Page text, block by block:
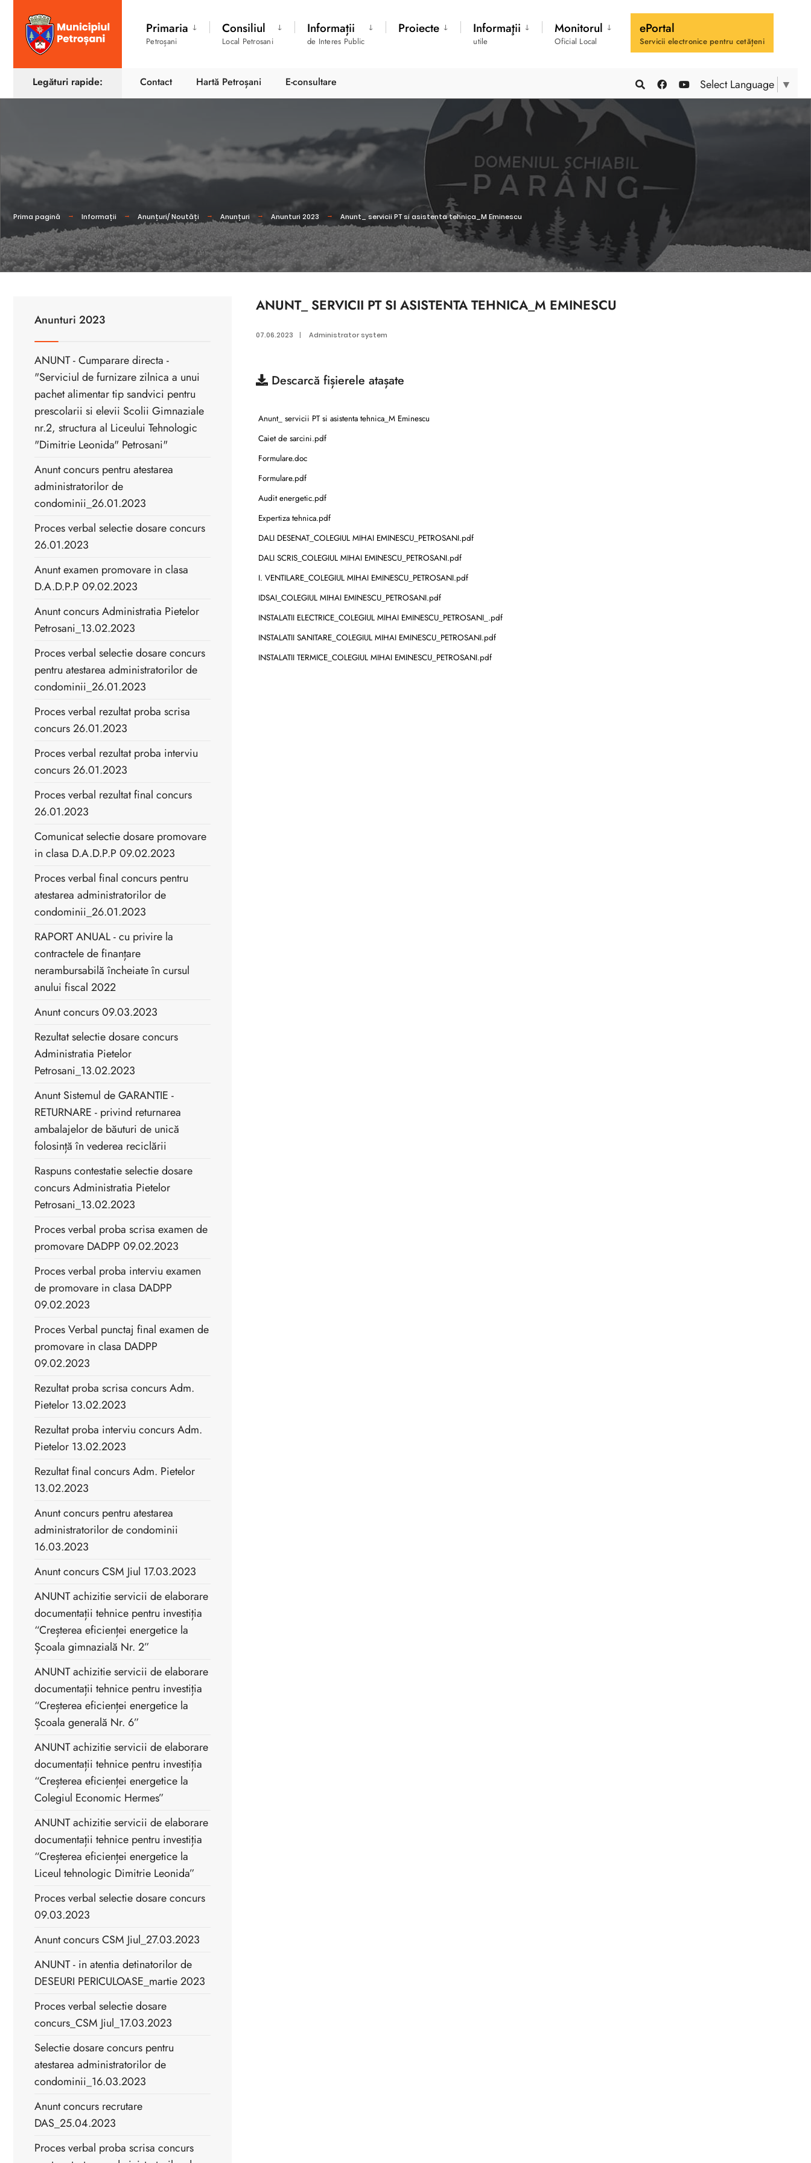
Primaria
Petroșani
Consiliul
Local Petrosani
Informații
de Interes Public
Proiecte Informaţii
utile
Monitorul
Oficial Local
ePortal
Servicii electronice pentru cetățeni
Select Language ▼
Legături rapide: Contact Hartă Petroșani E-consultare
Prima pagină Informații Anunțuri/ Noutăți Anunțuri Anunturi 2023 Anunt_ servicii PT si asistenta tehnica_M Eminescu
ANUNT_ SERVICII PT SI ASISTENTA TEHNICA_M EMINESCU
07.06.2023 | Administrator system
Descarcă fișierele atașate
Anunt_ servicii PT si asistenta tehnica_M Eminescu
Caiet de sarcini.pdf
Formulare.doc
Formulare.pdf
Audit energetic.pdf
Expertiza tehnica.pdf
DALI DESENAT_COLEGIUL MIHAI EMINESCU_PETROSANI.pdf
DALI SCRIS_COLEGIUL MIHAI EMINESCU_PETROSANI.pdf
I. VENTILARE_COLEGIUL MIHAI EMINESCU_PETROSANI.pdf
IDSAI_COLEGIUL MIHAI EMINESCU_PETROSANI.pdf
INSTALATII ELECTRICE_COLEGIUL MIHAI EMINESCU_PETROSANI_.pdf
INSTALATII SANITARE_COLEGIUL MIHAI EMINESCU_PETROSANI.pdf
INSTALATII TERMICE_COLEGIUL MIHAI EMINESCU_PETROSANI.pdf
Anunturi 2023
ANUNT - Cumparare directa -
"Serviciul de furnizare zilnica a unui
pachet alimentar tip sandvici pentru
prescolarii si elevii Scolii Gimnaziale
nr.2, structura al Liceului Tehnologic
"Dimitrie Leonida" Petrosani"
Anunt concurs pentru atestarea
administratorilor de
condominii_26.01.2023
Proces verbal selectie dosare concurs
26.01.2023
Anunt examen promovare in clasa
D.A.D.P.P 09.02.2023
Anunt concurs Administratia Pietelor
Petrosani_13.02.2023
Proces verbal selectie dosare concurs
pentru atestarea administratorilor de
condominii_26.01.2023
Proces verbal rezultat proba scrisa
concurs 26.01.2023
Proces verbal rezultat proba interviu
concurs 26.01.2023
Proces verbal rezultat final concurs
26.01.2023
Comunicat selectie dosare promovare
in clasa D.A.D.P.P 09.02.2023
Proces verbal final concurs pentru
atestarea administratorilor de
condominii_26.01.2023
RAPORT ANUAL - cu privire la
contractele de finanțare
nerambursabilă încheiate în cursul
anului fiscal 2022
Anunt concurs 09.03.2023
Rezultat selectie dosare concurs
Administratia Pietelor
Petrosani_13.02.2023
Anunt Sistemul de GARANTIE -
RETURNARE - privind returnarea
ambalajelor de băuturi de unică
folosință în vederea reciclării
Raspuns contestatie selectie dosare
concurs Administratia Pietelor
Petrosani_13.02.2023
Proces verbal proba scrisa examen de
promovare DADPP 09.02.2023
Proces verbal proba interviu examen
de promovare in clasa DADPP
09.02.2023
Proces Verbal punctaj final examen de
promovare in clasa DADPP
09.02.2023
Rezultat proba scrisa concurs Adm.
Pietelor 13.02.2023
Rezultat proba interviu concurs Adm.
Pietelor 13.02.2023
Rezultat final concurs Adm. Pietelor
13.02.2023
Anunt concurs pentru atestarea
administratorilor de condominii
16.03.2023
Anunt concurs CSM Jiul 17.03.2023
ANUNT achizitie servicii de elaborare
documentații tehnice pentru investiția
“Creșterea eficienței energetice la
Școala gimnazială Nr. 2”
ANUNT achizitie servicii de elaborare
documentații tehnice pentru investiția
“Creșterea eficienței energetice la
Școala generală Nr. 6”
ANUNT achizitie servicii de elaborare
documentații tehnice pentru investiția
“Creșterea eficienței energetice la
Colegiul Economic Hermes”
ANUNT achizitie servicii de elaborare
documentații tehnice pentru investiția
“Creșterea eficienței energetice la
Liceul tehnologic Dimitrie Leonida”
Proces verbal selectie dosare concurs
09.03.2023
Anunt concurs CSM Jiul_27.03.2023
ANUNT - in atentia detinatorilor de
DESEURI PERICULOASE_martie 2023
Proces verbal selectie dosare
concurs_CSM Jiul_17.03.2023
Selectie dosare concurs pentru
atestarea administratorilor de
condominii_16.03.2023
Anunt concurs recrutare
DAS_25.04.2023
Proces verbal proba scrisa concurs